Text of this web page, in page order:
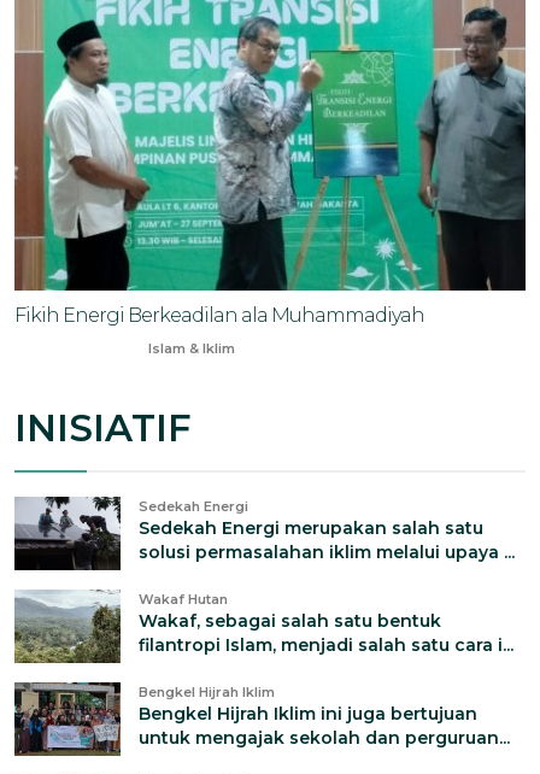
Fikih Energi Berkeadilan ala Muhammadiyah
Islam & Iklim
INISIATIF
Sedekah Energi
Sedekah Energi merupakan salah satu
solusi permasalahan iklim melalui upaya ...
Wakaf Hutan
Wakaf, sebagai salah satu bentuk
filantropi Islam, menjadi salah satu cara i...
Bengkel Hijrah Iklim
Bengkel Hijrah Iklim ini juga bertujuan
untuk mengajak sekolah dan perguruan...